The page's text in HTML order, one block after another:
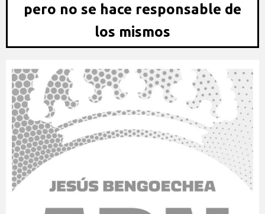
pero no se hace responsable de
los mismos